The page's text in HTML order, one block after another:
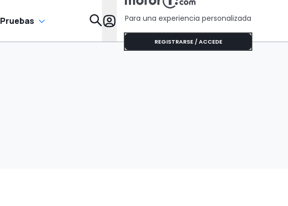
Pruebas Para una experiencia personalizada
REGISTRARSE / ACCEDE